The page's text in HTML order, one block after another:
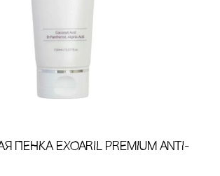
EXOARIL PREMIUM ANTI-